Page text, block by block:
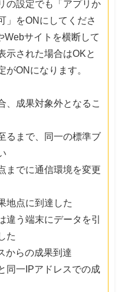
の設定でも「アプリか
」をONにしてくださ
Webサイトを横断して
示された場合はOKと
がONになります。
、成果対象外となるこ
るまで、同一の標準ブ
までに通信環境を変更
地点に到達した
違う端末にデータを引
た
からの成果到達
同一IPアドレスでの成